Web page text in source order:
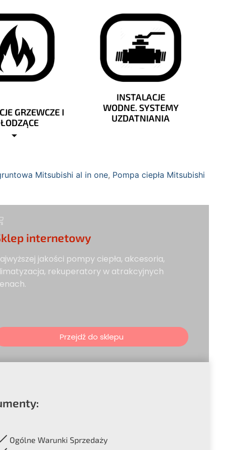
GRZEWCZE I
INSTALACJE
WODNE. SYSTEMY
UZDATNIANIA
Mitsubishi al in one, Pompa ciepła Mitsubishi
internetowy
jakości pompy ciepła, akcesoria,
rekuperatory w atrakcyjnych
Przejdź do sklepu
Ogólne Warunki Sprzedaży